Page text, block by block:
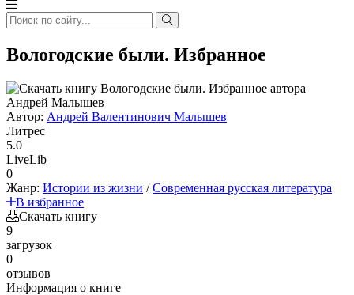
Вологодские были. Избранное
Автор: Андрей Валентинович Малышев
Литрес
5.0
LiveLib
0
Жанр: Истории из жизни /Современная русская литература
В избранное
Скачать книгу
9
загрузок
0
отзывов
Информация о книге